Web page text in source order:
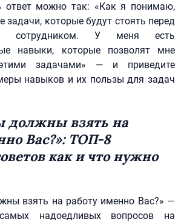
ответ можно так: «Как я понимаю,
задачи, которые будут стоять перед
сотрудником. У меня есть
навыки, которые позволят мне
задачами» — и приведите
навыков и их пользы для задач
должны взять на
Вас?»: ТОП-8
как и что нужно
взять на работу именно Вас?» —
надоедливых вопросов на